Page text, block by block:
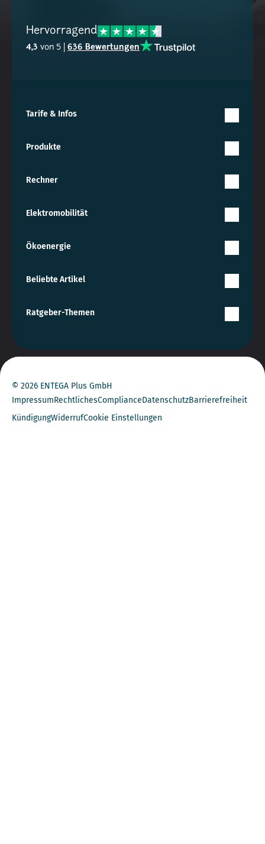
Hervorragend
4,3 von 5 | 636 Bewertungen
Tarife & Infos
Produkte
Rechner
Elektromobilität
Ökoenergie
Beliebte Artikel
Ratgeber-Themen
© 2026 ENTEGA Plus GmbH
ImpressumRechtlichesComplianceDatenschutzBarrierefreiheit
KündigungWiderrufCookie Einstellungen